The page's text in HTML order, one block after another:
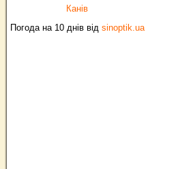
Канів
Погода на 10 днів від sinoptik.ua